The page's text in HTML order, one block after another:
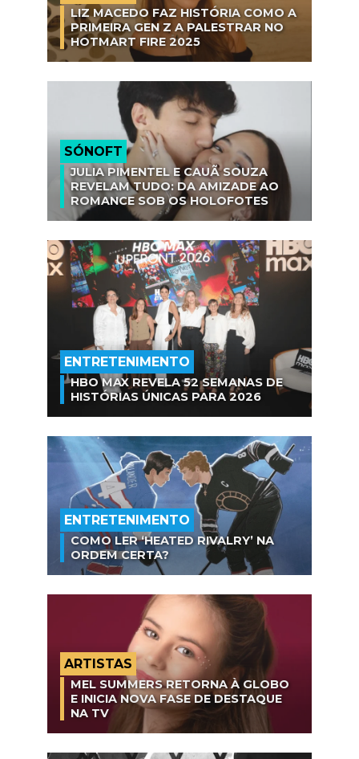
LIZ MACEDO FAZ HISTÓRIA COMO A
PRIMEIRA GEN Z A PALESTRAR NO
HOTMART FIRE 2025
SÓNOFT
JULIA PIMENTEL E CAUÃ SOUZA
REVELAM TUDO: DA AMIZADE AO
ROMANCE SOB OS HOLOFOTES
ENTRETENIMENTO
HBO MAX REVELA 52 SEMANAS DE
HISTÓRIAS ÚNICAS PARA 2026
ENTRETENIMENTO
COMO LER ‘HEATED RIVALRY’ NA
ORDEM CERTA?
ARTISTAS
MEL SUMMERS RETORNA À GLOBO
E INICIA NOVA FASE DE DESTAQUE
NA TV